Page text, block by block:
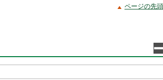
ページの先